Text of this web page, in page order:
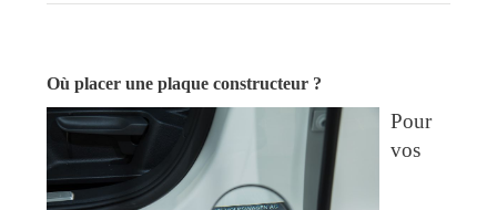
Où placer une plaque constructeur ?
Pour
vos